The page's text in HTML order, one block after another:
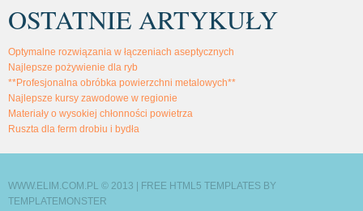
OSTATNIE ARTYKUŁY
Optymalne rozwiązania w łączeniach aseptycznych
Najlepsze pożywienie dla ryb
**Profesjonalna obróbka powierzchni metalowych**
Najlepsze kursy zawodowe w regionie
Materiały o wysokiej chłonności powietrza
Ruszta dla ferm drobiu i bydła
WWW.ELIM.COM.PL © 2013 | FREE HTML5 TEMPLATES BY
TEMPLATEMONSTER